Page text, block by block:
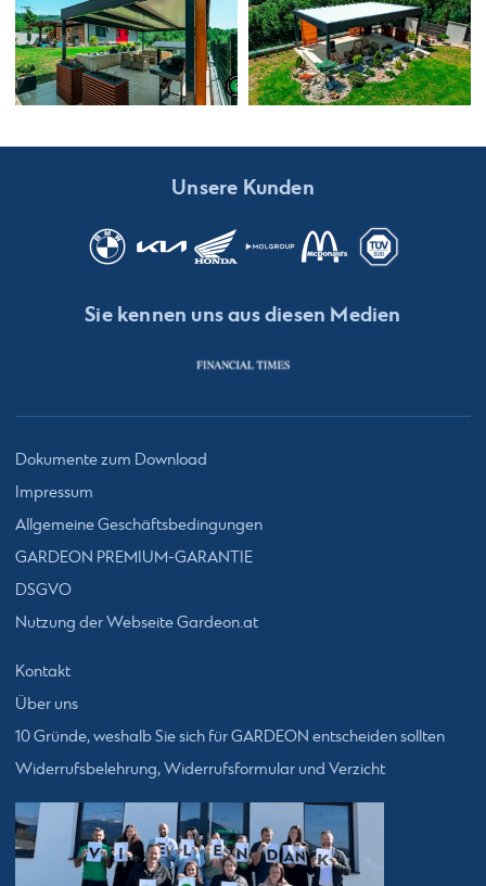
Unsere Kunden
Sie kennen uns aus diesen Medien
Dokumente zum Download
Impressum
Allgemeine Geschäftsbedingungen
GARDEON PREMIUM-GARANTIE
DSGVO
Nutzung der Webseite Gardeon.at
Kontakt
Über uns
10 Gründe, weshalb Sie sich für GARDEON entscheiden sollten
Widerrufsbelehrung, Widerrufsformular und Verzicht